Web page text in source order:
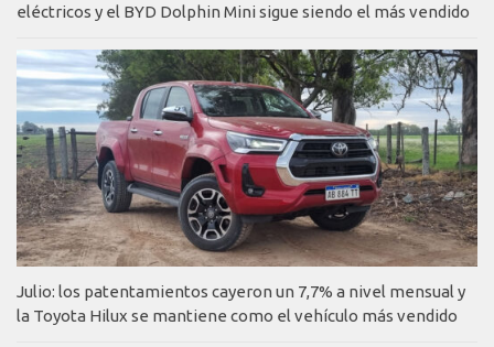
eléctricos y el BYD Dolphin Mini sigue siendo el más vendido
Julio: los patentamientos cayeron un 7,7% a nivel mensual y
la Toyota Hilux se mantiene como el vehículo más vendido